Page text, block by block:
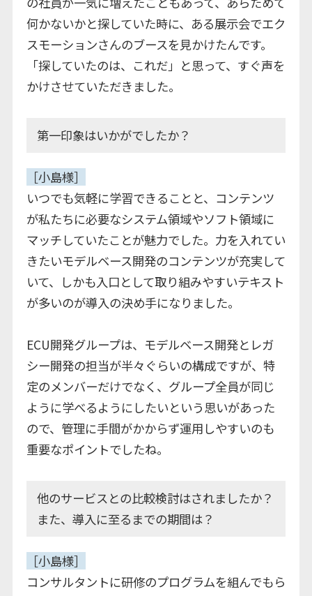
何かないかと探していた時に、ある展示会でエク
スモーションさんのブースを見かけたんです。
「探していたのは、これだ」と思って、すぐ声を
かけさせていただきました。
第一印象はいかがでしたか？
［小島様］
いつでも気軽に学習できることと、コンテンツ
が私たちに必要なシステム領域やソフト領域に
マッチしていたことが魅力でした。力を入れてい
きたいモデルベース開発のコンテンツが充実して
いて、しかも入口として取り組みやすいテキスト
が多いのが導入の決め手になりました。
ECU開発グループは、モデルベース開発とレガ
シー開発の担当が半々ぐらいの構成ですが、特
定のメンバーだけでなく、グループ全員が同じ
ように学べるようにしたいという思いがあった
ので、管理に手間がかからず運用しやすいのも
重要なポイントでしたね。
他のサービスとの比較検討はされましたか？
また、導入に至るまでの期間は？
［小島様］
コンサルタントに研修のプログラムを組んでもら